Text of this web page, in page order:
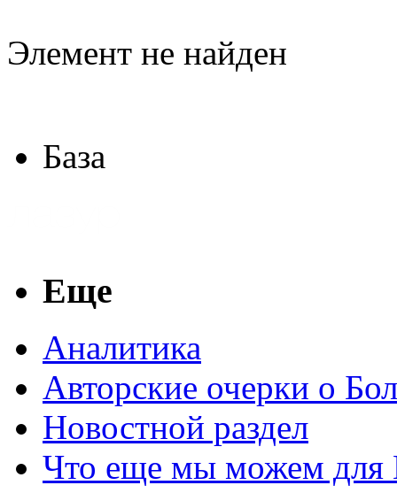
Элемент не найден
База
Еще
Аналитика
Авторские очерки о
Новостной раздел
Что еще мы можем для